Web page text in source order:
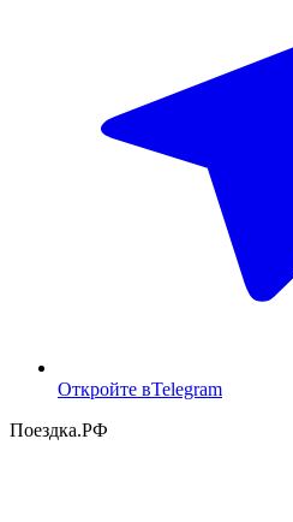
Откройте вTelegram
Поездка.РФ